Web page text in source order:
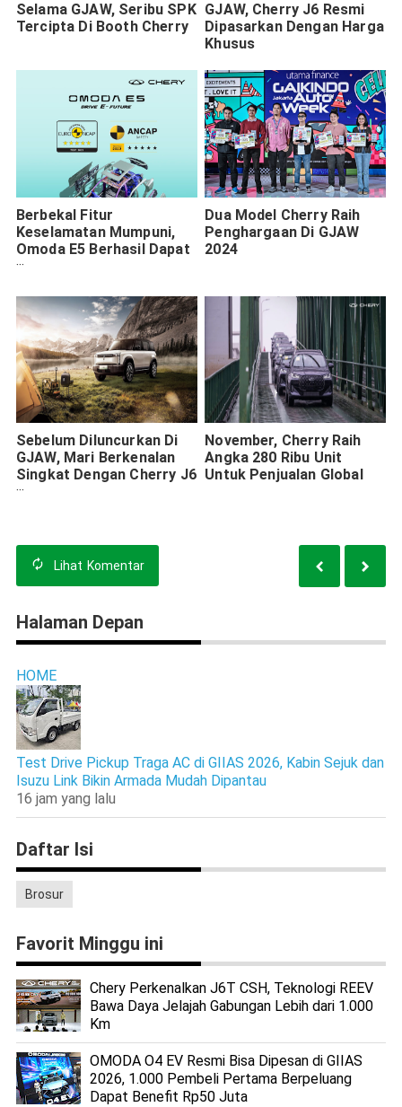
Selama GJAW, Seribu SPK
Tercipta Di Booth Cherry
GJAW, Cherry J6 Resmi
Dipasarkan Dengan Harga
Khusus
Berbekal Fitur
Keselamatan Mumpuni,
Omoda E5 Berhasil Dapat
Bintang Lima Di 2 NCAP
Dua Model Cherry Raih
Penghargaan Di GJAW
2024
Sebelum Diluncurkan Di
GJAW, Mari Berkenalan
Singkat Dengan Cherry J6
Berstatus CKD
November, Cherry Raih
Angka 280 Ribu Unit
Untuk Penjualan Global
Lihat Komentar
Halaman Depan
HOME
Test Drive Pickup Traga AC di GIIAS 2026, Kabin Sejuk dan
Isuzu Link Bikin Armada Mudah Dipantau
16 jam yang lalu
Daftar Isi
Brosur
Favorit Minggu ini
Chery Perkenalkan J6T CSH, Teknologi REEV
Bawa Daya Jelajah Gabungan Lebih dari 1.000
Km
OMODA O4 EV Resmi Bisa Dipesan di GIIAS
2026, 1.000 Pembeli Pertama Berpeluang
Dapat Benefit Rp50 Juta